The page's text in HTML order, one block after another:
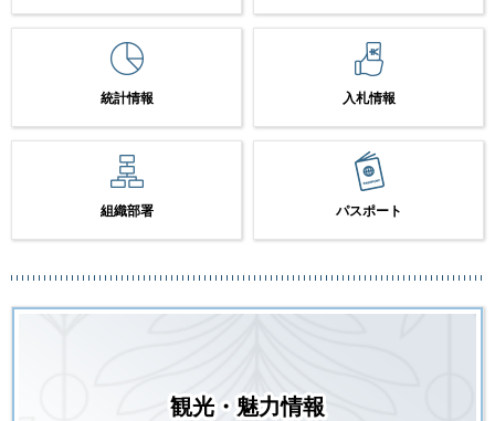
統計情報 入札情報
組織部署 パスポート
観光・魅力情報